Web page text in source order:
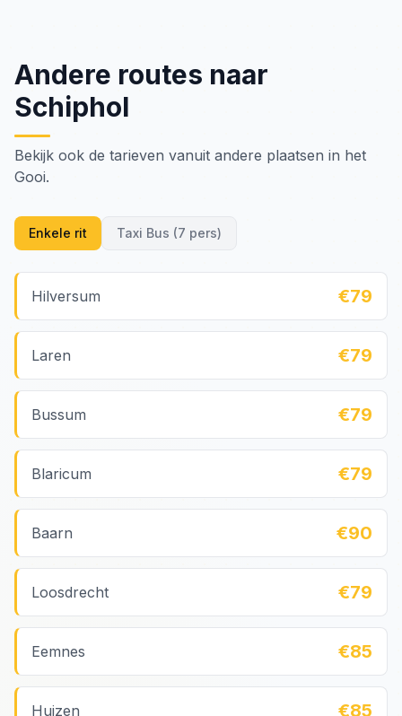
Andere routes naar
Schiphol
Bekijk ook de tarieven vanuit andere plaatsen in het
Gooi.
Enkele rit Taxi Bus (7 pers)
Hilversum €79
Laren €79
Bussum €79
Blaricum €79
Baarn €90
Loosdrecht €79
Eemnes €85
Huizen €85